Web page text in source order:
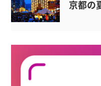
京都の